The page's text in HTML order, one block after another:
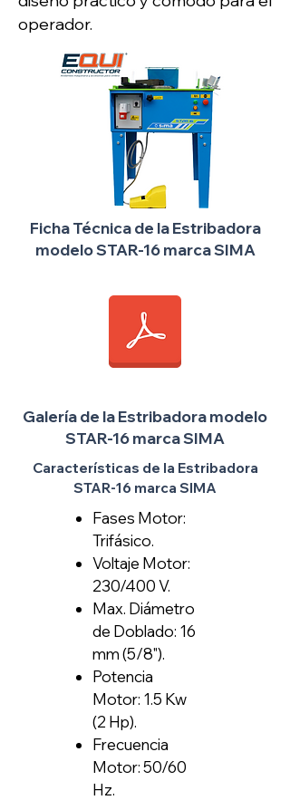
operador.
Ficha Técnica de la Estribadora
modelo STAR-16 marca SIMA
Galería de la Estribadora modelo
STAR-16 marca SIMA
Características de la Estribadora
STAR-16 marca SIMA
Fases Motor:
Trifásico.​
Voltaje Motor:
230/400 V.
Max. Diámetro
de Doblado: 16
mm (5/8").
Potencia
Motor: 1.5 Kw
(2 Hp).
Frecuencia
Motor: 50/60
Hz.